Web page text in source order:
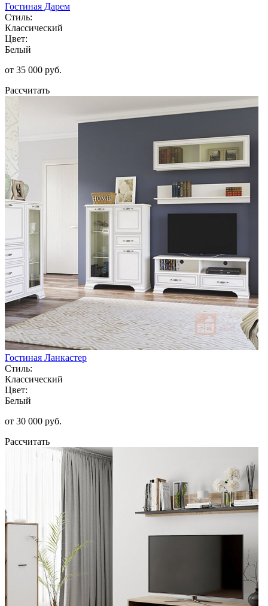
Гостиная Дарем
Стиль:
Классический
Цвет:
Белый
от 35 000 руб.
Рассчитать
Гостиная Ланкастер
Стиль:
Классический
Цвет:
Белый
от 30 000 руб.
Рассчитать